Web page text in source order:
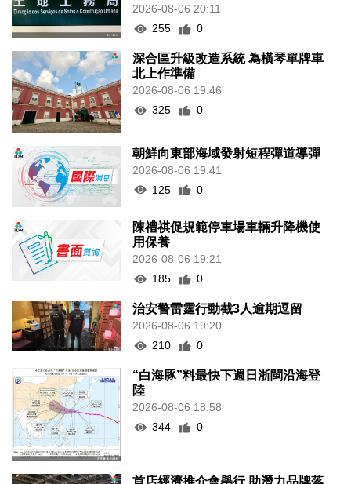
2026-08-06 20:11
255
0
深合區升級改造系統 為橫琴單牌車
北上作準備
2026-08-06 19:46
325
0
朝鮮向東部海域發射短程彈道導彈
2026-08-06 19:41
125
0
陳禮祺促規範停車場車輛升降機使
用保養
2026-08-06 19:21
185
0
治安警雷霆行動截3人逾期逗留
2026-08-06 19:20
210
0
“白海豚”料最快下週日浙閩沿海登
陸
2026-08-06 18:58
344
0
首店經濟推介會舉行 助潛力品牌落